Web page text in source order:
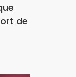
de